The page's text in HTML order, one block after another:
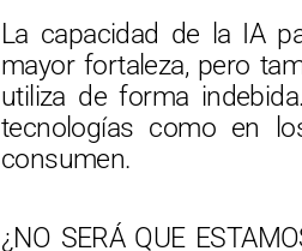
La capacidad de la IA
mayor fortaleza, pero
utiliza de forma
tecnologías como en
consumen.
¿NO SERÁ QUE